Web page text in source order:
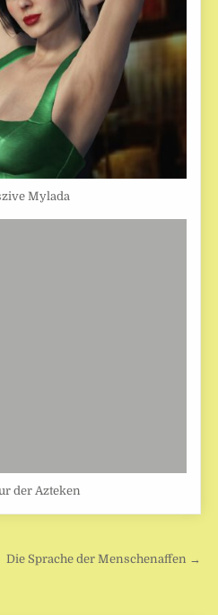
Mylada
der Azteken
Die Sprache der Menschenaffen →